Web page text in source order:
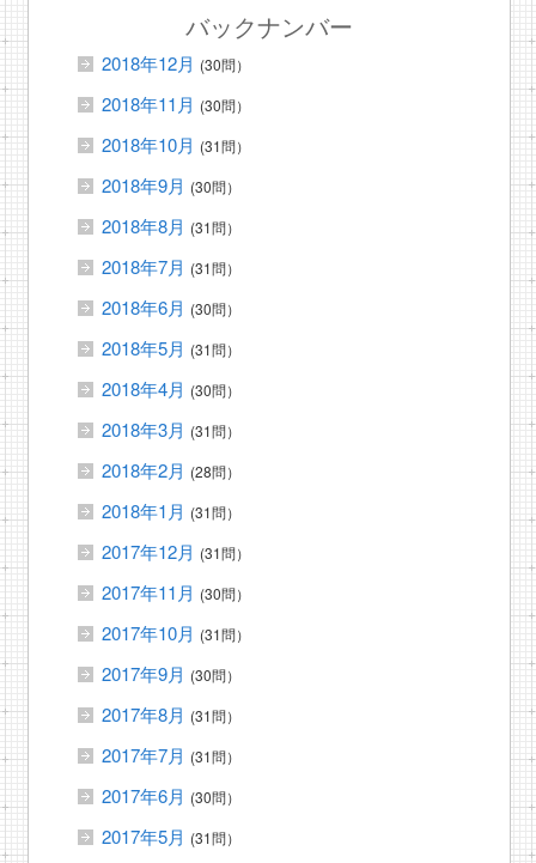
バックナンバー
2018年12月 (30問）
2018年11月 (30問）
2018年10月 (31問）
2018年9月 (30問）
2018年8月 (31問）
2018年7月 (31問）
2018年6月 (30問）
2018年5月 (31問）
2018年4月 (30問）
2018年3月 (31問）
2018年2月 (28問）
2018年1月 (31問）
2017年12月 (31問）
2017年11月 (30問）
2017年10月 (31問）
2017年9月 (30問）
2017年8月 (31問）
2017年7月 (31問）
2017年6月 (30問）
2017年5月 (31問）